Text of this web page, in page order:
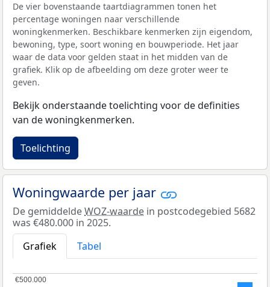
De vier bovenstaande taartdiagrammen tonen het
percentage woningen naar verschillende
woningkenmerken. Beschikbare kenmerken zijn eigendom,
bewoning, type, soort woning en bouwperiode. Het jaar
waar de data voor gelden staat in het midden van de
grafiek. Klik op de afbeelding om deze groter weer te
geven.
Bekijk onderstaande toelichting voor de definities
van de woningkenmerken.
Toelichting
Woningwaarde per jaar
De gemiddeldeWOZ-waarde in postcodegebied 5682
was €480.000 in 2025.
Grafiek
Tabel
€500.000
€500.000